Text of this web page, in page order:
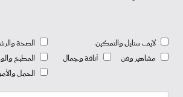
لايف ستايل والتمكين
مشاهير وفن
أناقة وجمال
الصحة
المطبخ
الحمل